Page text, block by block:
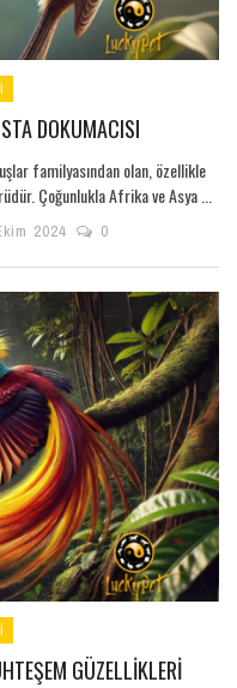
DOKUMACISI
familyasından olan, özellikle
Çoğunlukla Afrika ve Asya ...
2024 0
GÜZELLIKLERI